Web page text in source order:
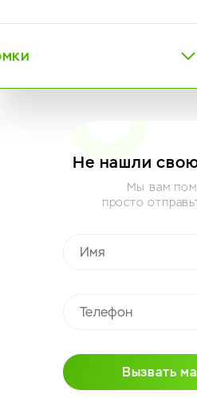
Не нашли
Мы вам
просто
Вызвать